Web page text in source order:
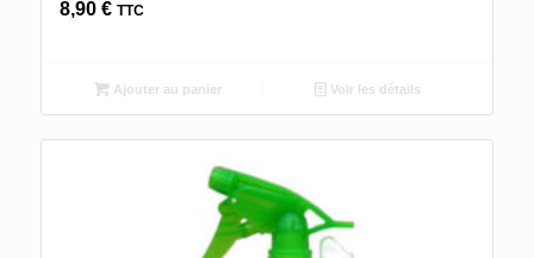
8,90 € TTC
Ajouter au panier Voir les détails